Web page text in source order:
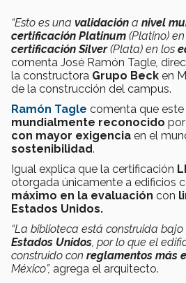
“Esto es una validación a nivel
certificación Platinum (Platino)
certificación Silver(Plata) en los
comenta José Ramón Tagle,
la constructora Grupo Beck en
de la construcción del campus.
Ramón Tagle comenta que este
mundialmente reconocido
con mayor exigencia en el
sostenibilidad.
Igual explica que la certificación
otorgada únicamente a edificios
máximo en la evaluación con
Estados Unidos.
“La biblioteca está construida bajo
Estados Unidos, por lo que el
construido con reglamentos más
México”, agrega el arquitecto.